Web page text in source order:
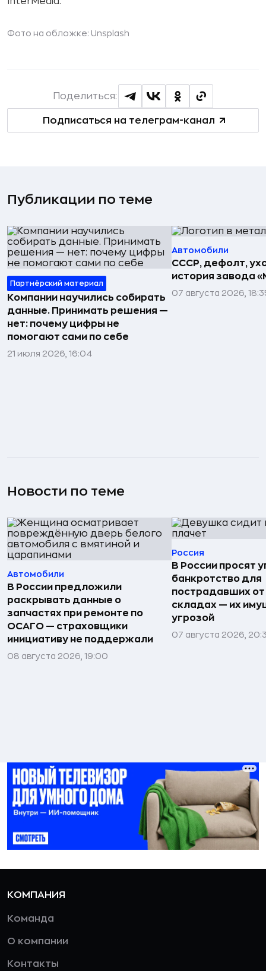
Фото на обложке: Unsplash
Подписаться на телеграм-канал
Поделиться:
Публикации по теме
Партнёрский материал
Компании научились собирать
данные. Принимать решения —
нет: почему цифры не
помогают сами по себе
21 июля 2026, 16:04
Автомобили
СССР, дефолт,
история завода
07 августа 2026,
Новости по теме
Автомобили
В России предложили
раскрывать данные о
запчастях при ремонте по
ОСАГО — страховщики
инициативу не поддержали
08 августа 2026, 19:00
Россия
В России просят
банкротство для
пострадавших
складах — их
угрозой
07 августа 2026,
КОМПАНИЯ
Команда
О компании
Контакты